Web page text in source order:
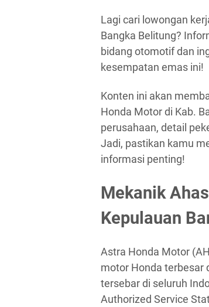
Lagi cari lowongan
Bangka Belitung?
bidang otomotif dan
kesempatan emas ini!
Konten ini akan
Honda Motor di Kab.
perusahaan, detail
Jadi, pastikan kamu
informasi penting!
Mekanik
Kepulauan
Astra Honda Motor
motor Honda terbesar
tersebar di seluruh
Authorized Service